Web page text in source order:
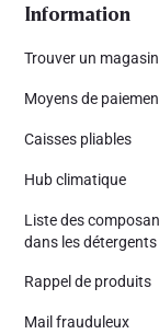
Information
Trouver un
Moyens de
Caisses pliables
Hub climatique
Liste des
dans les détergents
Rappel de produits
Mail frauduleux